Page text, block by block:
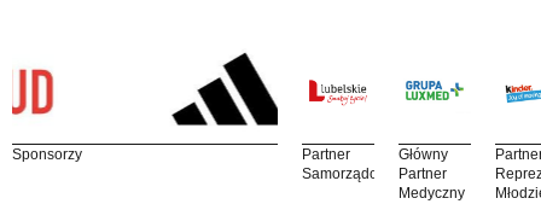
Sponsorzy
Partner
Samorządowy
Główny
Partner
Medyczny